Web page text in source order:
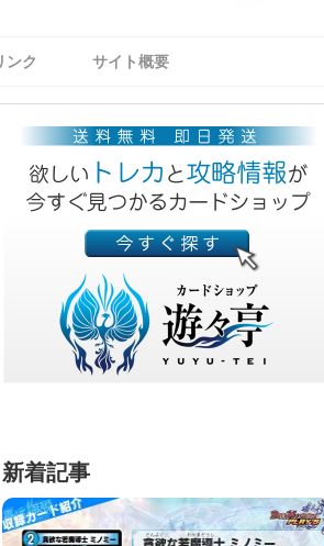
ンク サイト概要
新着記事